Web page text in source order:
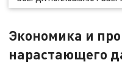
Экономика и
нарастающего